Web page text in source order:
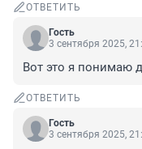
ОТВЕТИТЬ
Гость
3 сентября 2025,
Вот это я понимаю
ОТВЕТИТЬ
Гость
3 сентября 2025,